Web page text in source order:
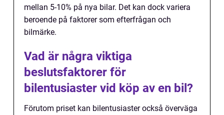
mellan 5-10% på nya bilar. Det kan dock variera
beroende på faktorer som efterfrågan och
bilmärke.
Vad är några viktiga
beslutsfaktorer för
bilentusiaster vid köp av en bil?
Förutom priset kan bilentusiaster också överväga